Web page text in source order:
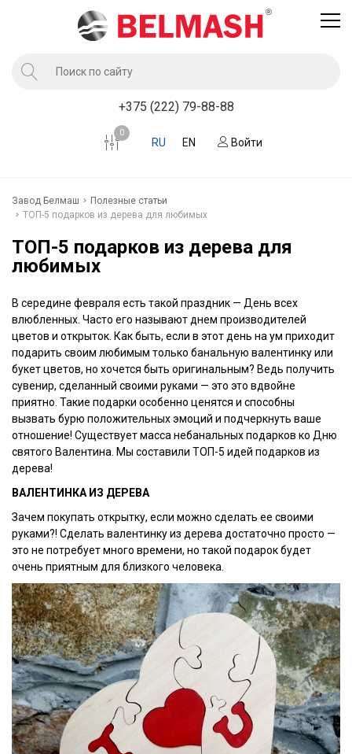
+375 (222) 79-88-88
0
RU EN Войти
Услуги завода BELMASH
Компания
Новости
Завод Белмаш
Полезные статьи
​ТОП-5 подарков из дерева для любимых
​ТОП-5 подарков из дерева для
любимых
В середине февраля есть такой праздник — День всех
влюбленных. Часто его называют днем производителей
цветов и открыток. Как быть, если в этот день на ум приходит
подарить своим любимым только банальную валентинку или
букет цветов, но хочется быть оригинальным? Ведь получить
сувенир, сделанный своими руками — это это вдвойне
приятно. Такие подарки особенно ценятся и способны
вызвать бурю положительных эмоций и подчеркнуть ваше
отношение! Существует масса небанальных подарков ко Дню
святого Валентина. Мы составили ТОП-5 идей подарков из
дерева!
ВАЛЕНТИНКА ИЗ ДЕРЕВА
Зачем покупать открытку, если можно сделать ее своими
руками?! Сделать валентинку из дерева достаточно просто —
это не потребует много времени, но такой подарок будет
очень приятным для близкого человека.